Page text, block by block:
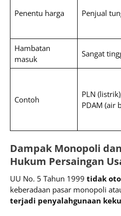
Penentu harga Penjual
Hambatan
masuk
Sangat
Contoh
PLN
PDAM (air
Dampak Monopoli
Hukum Persaingan
UU No. 5 Tahun 1999 tidak
keberadaan pasar monopoli
terjadi penyalahgunaan